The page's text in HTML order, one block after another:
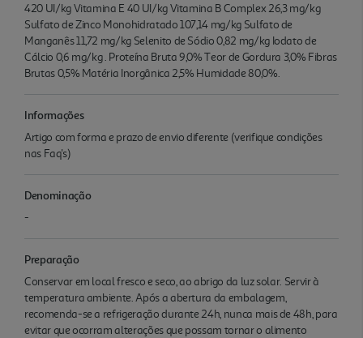
420 UI/kg Vitamina E 40 UI/kg Vitamina B Complex 26,3 mg/kg
Sulfato de Zinco Monohidratado 107,14 mg/kg Sulfato de
Manganês 11,72 mg/kg Selenito de Sódio 0,82 mg/kg Iodato de
Cálcio 0,6 mg/kg . Proteína Bruta 9,0% Teor de Gordura 3,0% Fibras
Brutas 0,5% Matéria Inorgânica 2,5% Humidade 80,0%.
Informações
Artigo com forma e prazo de envio diferente (verifique condições
nas Faq's)
Denominação
-
Preparação
Conservar em local fresco e seco, ao abrigo da luz solar. Servir à
temperatura ambiente. Após a abertura da embalagem,
recomenda-se a refrigeração durante 24h, nunca mais de 48h, para
evitar que ocorram alterações que possam tornar o alimento